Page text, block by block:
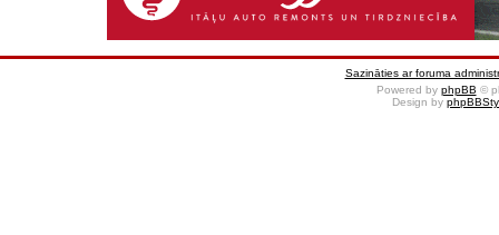
Sazināties ar foruma
Powered by phpBB ©
Design by